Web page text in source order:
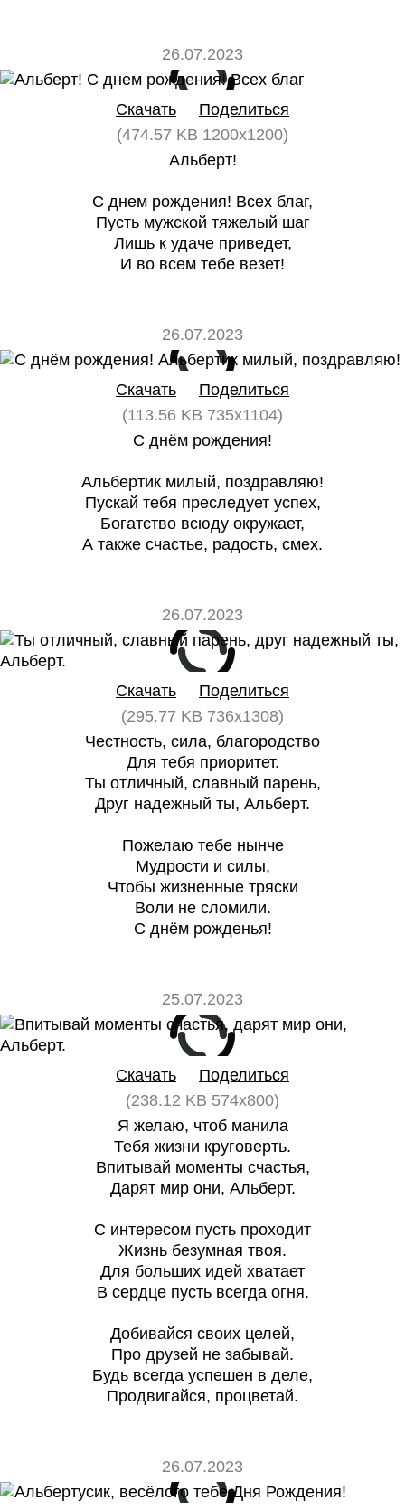
26.07.2023
0 0
Скачать
Поделиться
(474.57 KB 1200x1200)
Альберт!
С днем рождения! Всех благ,
Пусть мужской тяжелый шаг
Лишь к удаче приведет,
И во всем тебе везет!
26.07.2023
0 0
Скачать
Поделиться
(113.56 KB 735x1104)
С днём рождения!
Альбертик милый, поздравляю!
Пускай тебя преследует успех,
Богатство всюду окружает,
А также счастье, радость, смех.
26.07.2023
0
Скачать
Поделиться
(295.77 KB 736x1308)
Честность, сила, благородство
Для тебя приоритет.
Ты отличный, славный парень,
Друг надежный ты, Альберт.
Пожелаю тебе нынче
Мудрости и силы,
Чтобы жизненные тряски
Воли не сломили.
С днём рожденья!
25.07.2023
0
Скачать
Поделиться
(238.12 KB 574x800)
Я желаю, чтоб манила
Тебя жизни круговерть.
Впитывай моменты счастья,
Дарят мир они, Альберт.
С интересом пусть проходит
Жизнь безумная твоя.
Для больших идей хватает
В сердце пусть всегда огня.
Добивайся своих целей,
Про друзей не забывай.
Будь всегда успешен в деле,
Продвигайся, процветай.
26.07.2023
0 0